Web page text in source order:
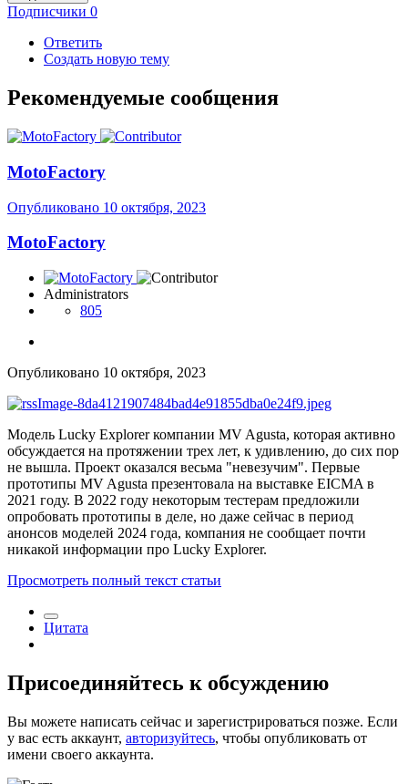
Подписчики 0
Ответить
Создать новую тему
Рекомендуемые сообщения
MotoFactory
Опубликовано 10 октября, 2023
MotoFactory
Administrators
805
Опубликовано 10 октября, 2023
Модель Lucky Explorer компании MV Agusta, которая активно
обсуждается на протяжении трех лет, к удивлению, до сих пор
не вышла. Проект оказался весьма "невезучим". Первые
прототипы MV Agusta презентовала на выставке EICMA в
2021 году. В 2022 году некоторым тестерам предложили
опробовать прототипы в деле, но даже сейчас в период
анонсов моделей 2024 года, компания не сообщает почти
никакой информации про Lucky Explorer.
Просмотреть полный текст статьи
Цитата
Присоединяйтесь к обсуждению
Вы можете написать сейчас и зарегистрироваться позже. Если
у вас есть аккаунт, авторизуйтесь, чтобы опубликовать от
имени своего аккаунта.